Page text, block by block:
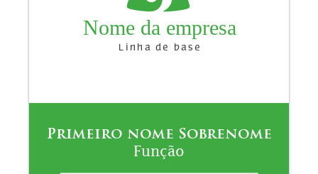
Função
Primeiro nome Sobrenome
Nome da empresa
Linha de base